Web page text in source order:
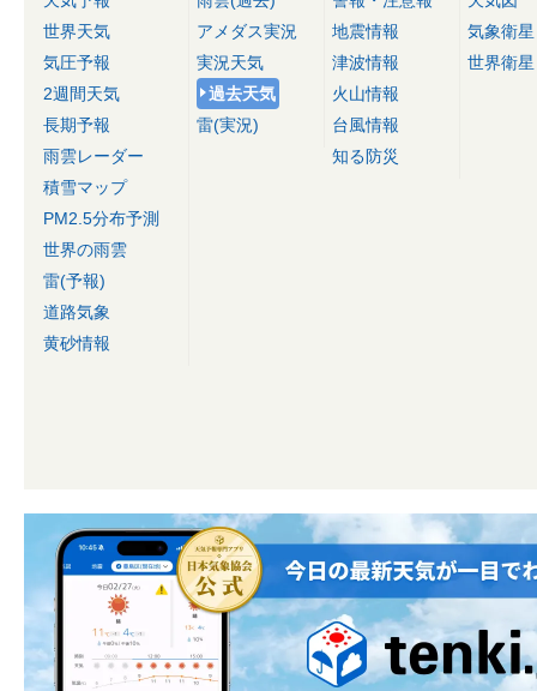
世界天気
気圧予報
2週間天気
長期予報
雨雲レーダー
積雪マップ
PM2.5分布予測
世界の雨雲
雷(予報)
道路気象
黄砂情報
アメダス実況
実況天気
過去天気
雷(実況)
地震情報
津波情報
火山情報
台風情報
知る防災
気象衛星
世界衛星